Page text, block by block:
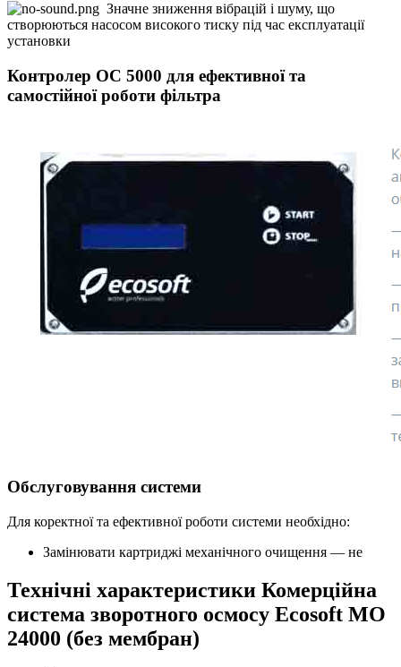
Значне зниження вібрацій і шуму, що
створюються насосом високого тиску під час експлуатації
установки
Контролер ОС 5000 для ефективної та
самостійної роботи фільтра
Обслуговування системи
Для коректної та ефективної роботи системи необхідно:
Замінювати картриджі механічного очищення — не
Технічні характеристики Комерційна
система зворотного осмосу Ecosoft MO
24000 (без мембран)